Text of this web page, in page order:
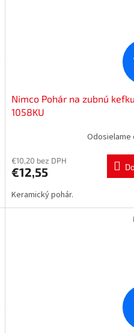
Nimco Pohár na zubnú kefku
1058KU
Odosielame
€10,20 bez DPH
€12,55
Keramický pohár.